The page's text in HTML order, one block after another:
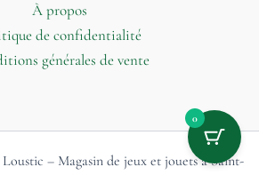
À propos
de confidentialité
générales de vente
– Magasin de jeux et jouets à Saint-
0